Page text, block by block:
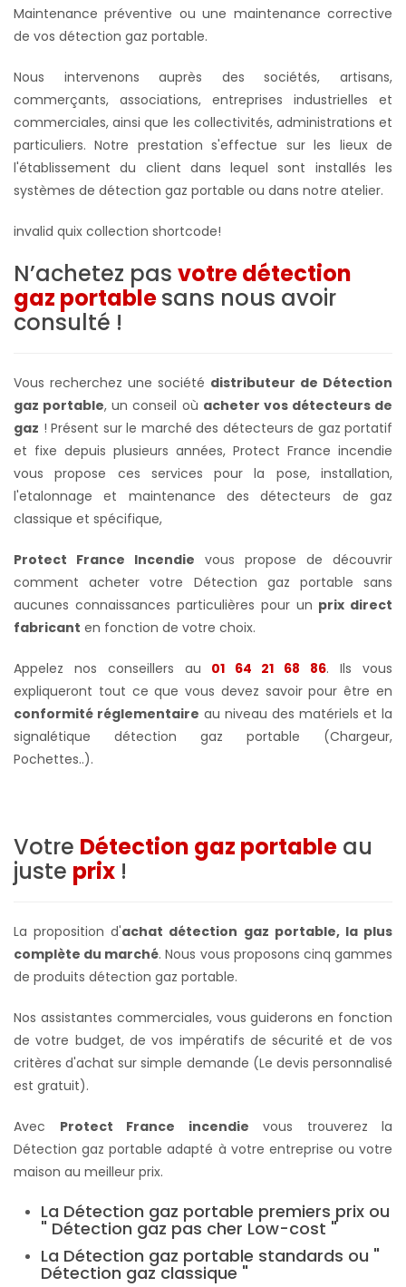
Maintenance préventive ou une maintenance corrective
de vos détection gaz portable.
Nous intervenons auprès des sociétés, artisans,
commerçants, associations, entreprises industrielles et
commerciales, ainsi que les collectivités, administrations et
particuliers. Notre prestation s'effectue sur les lieux de
l'établissement du client dans lequel sont installés les
systèmes de détection gaz portable ou dans notre atelier.
invalid quix collection shortcode!
N’achetez pas votre détection
gaz portablesans nous avoir
consulté !
Vous recherchez une société distributeur de Détection
gaz portable, un conseil où acheter vos détecteurs de
gaz ! Présent sur le marché des détecteurs de gaz portatif
et fixe depuis plusieurs années, Protect France incendie
vous propose ces services pour la pose, installation,
l'etalonnage et maintenance des détecteurs de gaz
classique et spécifique,
Protect France Incendie vous propose de découvrir
comment acheter votre Détection gaz portable sans
aucunes connaissances particulières pour un prix direct
fabricant en fonction de votre choix.
Appelez nos conseillers au 01 64 21 68 86. Ils vous
expliqueront tout ce que vous devez savoir pour être en
conformité réglementaire au niveau des matériels et la
signalétique détection gaz portable (Chargeur,
Pochettes..).
Votre Détection gaz portable au
juste prix !
La proposition d'achat détection gaz portable, la plus
complète du marché. Nous vous proposons cinq gammes
de produits détection gaz portable.
Nos assistantes commerciales, vous guiderons en fonction
de votre budget, de vos impératifs de sécurité et de vos
critères d'achat sur simple demande (Le devis personnalisé
est gratuit).
Avec Protect France incendie vous trouverez la
Détection gaz portable adapté à votre entreprise ou votre
maison au meilleur prix.
La Détection gaz portable premiers prix ou
" Détection gaz pas cher Low-cost "
La Détection gaz portable standards ou "
Détection gaz classique "